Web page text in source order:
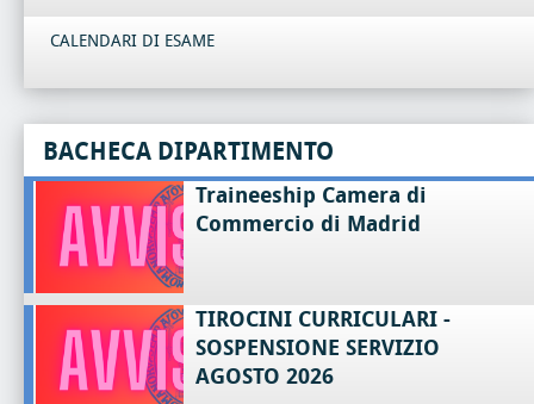
CALENDARI DI ESAME
BACHECA DIPARTIMENTO
Traineeship Camera di
Commercio di Madrid
TIROCINI CURRICULARI -
SOSPENSIONE SERVIZIO
AGOSTO 2026